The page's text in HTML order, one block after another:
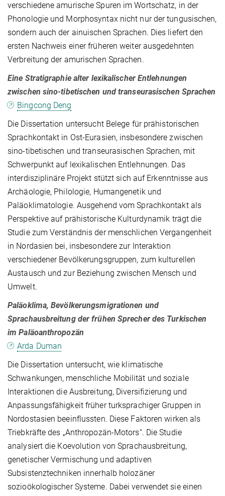
verschiedene amurische Spuren im Wortschatz, in der
Phonologie und Morphosyntax nicht nur der tungusischen,
sondern auch der ainuischen Sprachen. Dies liefert den
ersten Nachweis einer früheren weiter ausgedehnten
Verbreitung der amurischen Sprachen.
Eine Stratigraphie alter lexikalischer Entlehnungen
zwischen sino-tibetischen und transeurasischen Sprachen
Bingcong Deng
Die Dissertation untersucht Belege für prähistorischen
Sprachkontakt in Ost-Eurasien, insbesondere zwischen
sino-tibetischen und transeurasischen Sprachen, mit
Schwerpunkt auf lexikalischen Entlehnungen. Das
interdisziplinäre Projekt stützt sich auf Erkenntnisse aus
Archäologie, Philologie, Humangenetik und
Paläoklimatologie. Ausgehend vom Sprachkontakt als
Perspektive auf prähistorische Kulturdynamik trägt die
Studie zum Verständnis der menschlichen Vergangenheit
in Nordasien bei, insbesondere zur Interaktion
verschiedener Bevölkerungsgruppen, zum kulturellen
Austausch und zur Beziehung zwischen Mensch und
Umwelt.
Paläoklima, Bevölkerungsmigrationen und
Sprachausbreitung der frühen Sprecher des Turkischen
im Paläoanthropozän
Arda Duman
Die Dissertation untersucht, wie klimatische
Schwankungen, menschliche Mobilität und soziale
Interaktionen die Ausbreitung, Diversifizierung und
Anpassungsfähigkeit früher turksprachiger Gruppen in
Nordostasien beeinflussten. Diese Faktoren wirken als
Triebkräfte des „Anthropozän-Motors“. Die Studie
analysiert die Koevolution von Sprachausbreitung,
genetischer Vermischung und adaptiven
Subsistenztechniken innerhalb holozäner
sozioökologischer Systeme. Dabei verwendet sie einen